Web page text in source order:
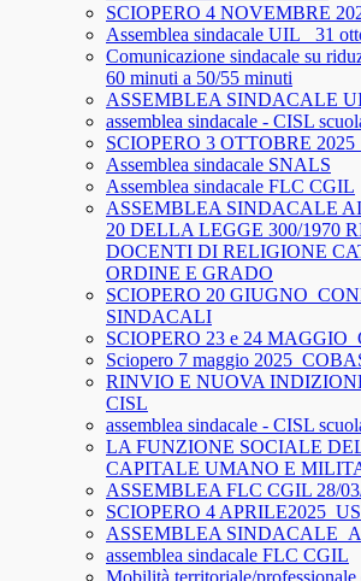
SCIOPERO 4 NOVEMBRE
Assemblea sindacale UIL_ 31
Comunicazione sindacale su
60 minuti a 50/55 minuti
ASSEMBLEA SINDACALE
assemblea sindacale - CISL
SCIOPERO 3 OTTOBRE
Assemblea sindacale SNALS
Assemblea sindacale FLC CGIL
ASSEMBLEA SINDACALE
20 DELLA LEGGE 300/1970
DOCENTI DI RELIGIONE
ORDINE E GRADO
SCIOPERO 20
SINDACALI
SCIOPERO 23 e 24
Sciopero 7 maggio
RINVIO E NUOVA
CISL
assemblea sindacale - CISL
LA FUNZIONE SOCIALE
CAPITALE UMANO E
ASSEMBLEA FLC CGIL 28/
SCIOPERO 4
ASSEMBLEA
assemblea sindacale FLC CGIL